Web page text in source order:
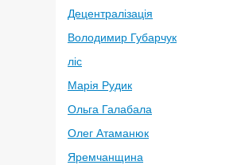
Децентралізація
Володимир Губарчук
ліс
Марія Рудик
Ольга Галабала
Олег Атаманюк
Яремчанщина